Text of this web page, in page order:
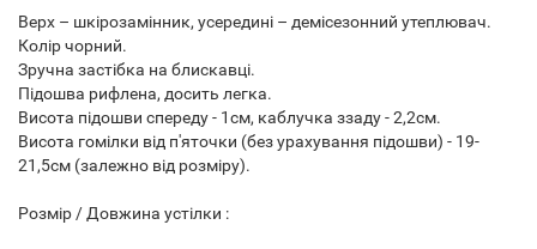
Верх – шкірозамінник, усередині – демісезонний утеплювач.
Колір чорний.
Зручна застібка на блискавці.
Підошва рифлена, досить легка.
Висота підошви спереду - 1см, каблучка ззаду - 2,2см.
Висота гомілки від п'яточки (без урахування підошви) - 19-
21,5см (залежно від розміру).
Розмір / Довжина устілки :